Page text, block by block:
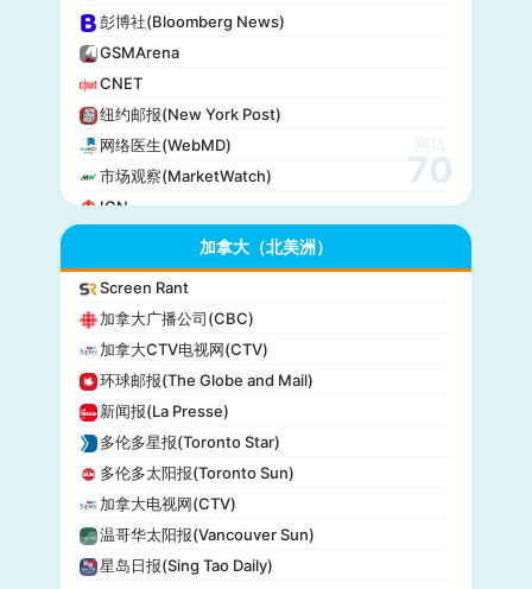
彭博社(Bloomberg News)
GSMArena
CNET
纽约邮报(New York Post)
网络医生(WebMD)
市场观察(MarketWatch)
IGN
今日美国(USA Today)
BuzzFeed
全国公共广播电台(NPR)
美国广播公司(ABC)
美国新闻与世界报道(U.S. News)
CBS Sports
全国广播公司(NBC)
The Verge
PCMag
休斯顿纪事报(Houston Chronicle)
赫芬顿邮报(Huffpost)
网站
70
加拿大（北美洲）
Screen Rant
加拿大广播公司(CBC)
加拿大CTV电视网(CTV)
环球邮报(The Globe and Mail)
新闻报(La Presse)
多伦多星报(Toronto Star)
多伦多太阳报(Toronto Sun)
加拿大电视网(CTV)
温哥华太阳报(Vancouver Sun)
星岛日报(Sing Tao Daily)